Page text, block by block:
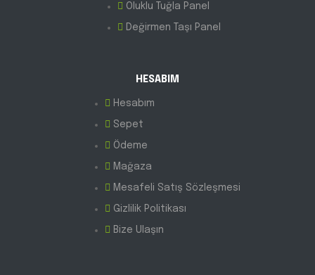
Oluklu Tuğla Panel
Değirmen Taşı Panel
HESABIM
Hesabım
Sepet
Ödeme
Mağaza
Mesafeli Satış Sözleşmesi
Gizlilik Politikası
Bize Ulaşın